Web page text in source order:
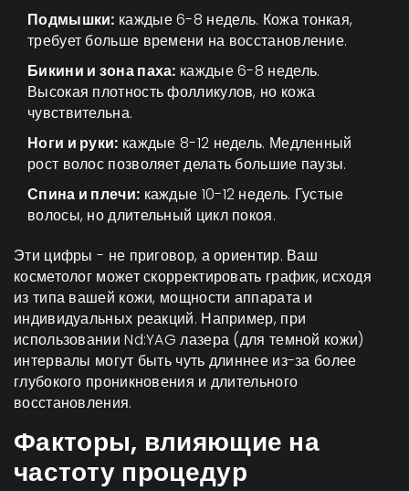
Подмышки: каждые 6-8 недель. Кожа тонкая,
требует больше времени на восстановление.
Бикини и зона паха: каждые 6-8 недель.
Высокая плотность фолликулов, но кожа
чувствительна.
Ноги и руки: каждые 8-12 недель. Медленный
рост волос позволяет делать большие паузы.
Спина и плечи: каждые 10-12 недель. Густые
волосы, но длительный цикл покоя.
Эти цифры - не приговор, а ориентир. Ваш
косметолог может скорректировать график, исходя
из типа вашей кожи, мощности аппарата и
индивидуальных реакций. Например, при
использованииNd:YAG лазера (для темной кожи)
интервалы могут быть чуть длиннее из-за более
глубокого проникновения и длительного
восстановления.
Факторы, влияющие на
частоту процедур